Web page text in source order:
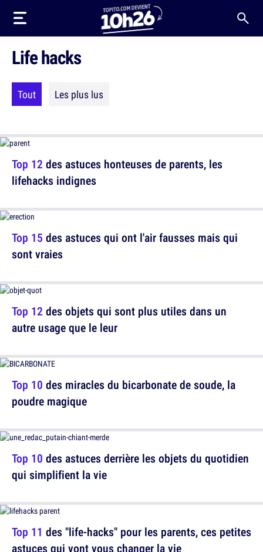
Life hacks
Tout Les plus lus
Top 12 des astuces honteuses de parents, les
lifehacks indignes
Top 15 des astuces qui ont l'air fausses mais qui
sont vraies
Top 10 des miracles du bicarbonate de soude, la
poudre magique
Top 11 des "life-hacks" pour les parents, ces petites
astuces qui vont vous changer la vie
Top 12 des objets qui sont plus utiles dans un
autre usage que le leur
Top 10 des astuces derrière les objets du quotidien
qui simplifient la vie